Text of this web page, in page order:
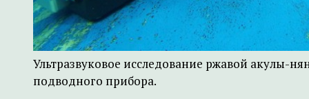
Ультразвуковое исследование ржавой акулы-
подводного прибора.